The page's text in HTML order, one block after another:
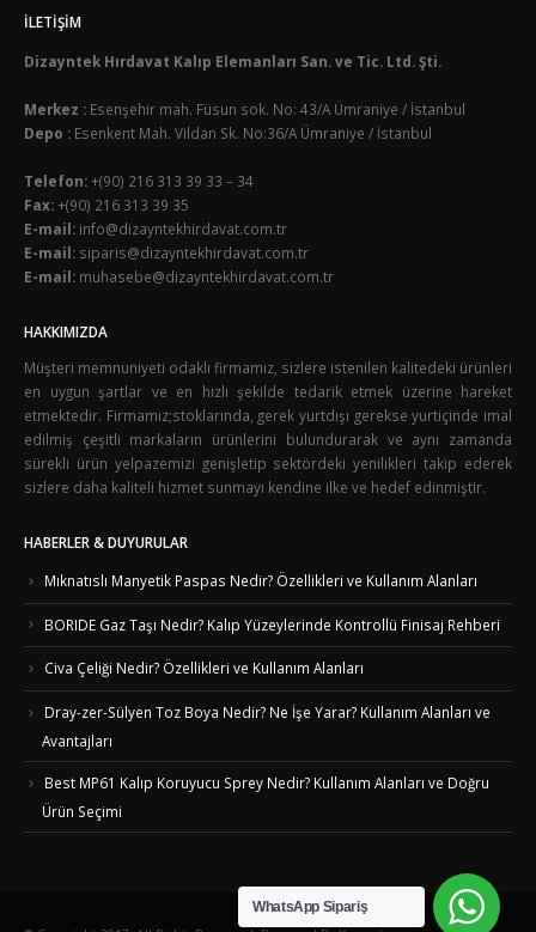
İLETIŞIM
Dizayntek Hırdavat Kalıp Elemanları San. ve Tic. Ltd. Şti.
Merkez : Esenşehir mah. Füsun sok. No: 43/A Ümraniye / İstanbul
Depo : Esenkent Mah. Vildan Sk. No:36/A Ümraniye / İstanbul
Telefon:+(90) 216 313 39 33 – 34
Fax:+(90) 216 313 39 35
E-mail: info@dizayntekhirdavat.com.tr
E-mail: siparis@dizayntekhirdavat.com.tr
E-mail: muhasebe@dizayntekhirdavat.com.tr
HAKKIMIZDA
Müşteri memnuniyeti odaklı firmamız, sizlere istenilen kalitedeki ürünleri
en uygun şartlar ve en hızlı şekilde tedarik etmek üzerine hareket
etmektedir. Firmamız;stoklarında, gerek yurtdışı gerekse yurtiçinde imal
edilmiş çeşitli markaların ürünlerini bulundurarak ve aynı zamanda
sürekli ürün yelpazemizi genişletip sektördeki yenilikleri takip ederek
sizlere daha kaliteli hizmet sunmayı kendine ilke ve hedef edinmiştir.
HABERLER & DUYURULAR
Mıknatıslı Manyetik Paspas Nedir? Özellikleri ve Kullanım Alanları
BORIDE Gaz Taşı Nedir? Kalıp Yüzeylerinde Kontrollü Finisaj Rehberi
Civa Çeliği Nedir? Özellikleri ve Kullanım Alanları
Dray-zer-Sülyen Toz Boya Nedir? Ne İşe Yarar? Kullanım Alanları ve
Avantajları
Best MP61 Kalıp Koruyucu Sprey Nedir? Kullanım Alanları ve Doğru
Ürün Seçimi
WhatsApp Sipariş